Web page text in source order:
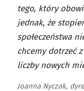
tego, który
jednak, że
społeczeństwa
chcemy dotrzeć
liczby nowych
Joanna Nyczak,